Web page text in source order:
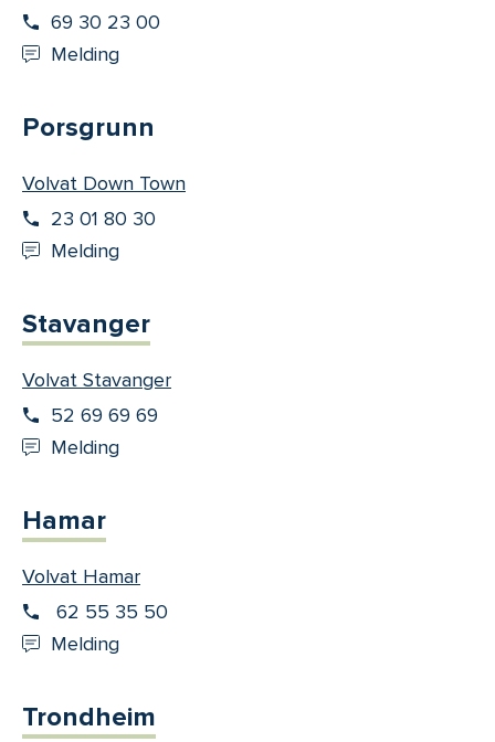
69 30 23 00
Melding
Porsgrunn
Volvat Down Town
23 01 80 30
Melding
Stavanger
Volvat Stavanger
52 69 69 69
Melding
Hamar
Volvat Hamar
62 55 35 50
Melding
Trondheim